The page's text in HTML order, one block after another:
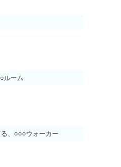
ルーム
、○○○ウォーカー